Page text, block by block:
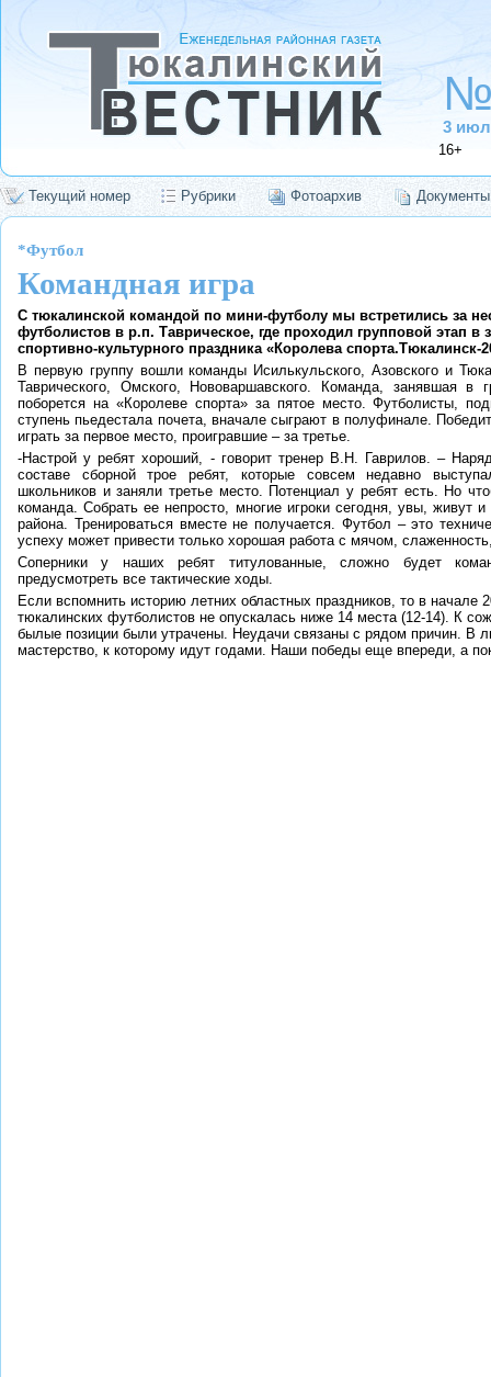
3
16+
Текущий номер Рубрики Фотоархив Документы
*Футбол
Командная игра
С тюкалинской командой по мини-футболу мы встретились за
футболистов в р.п. Таврическое, где проходил групповой этап в
спортивно-культурного праздника «Королева спорта.Тюкалинск-
В первую группу вошли команды Исилькульского, Азовского и
Таврического, Омского, Нововаршавского. Команда, занявшая в
поборется на «Королеве спорта» за пятое место. Футболисты,
ступень пьедестала почета, вначале сыграют в полуфинале.
играть за первое место, проигравшие – за третье.
-Настрой у ребят хороший, - говорит тренер В.Н. Гаврилов. –
составе сборной трое ребят, которые совсем недавно
школьников и заняли третье место. Потенциал у ребят есть. Но
команда. Собрать ее непросто, многие игроки сегодня, увы, живут
района. Тренироваться вместе не получается. Футбол – это
успеху может привести только хорошая работа с мячом,
Соперники у наших ребят титулованные, сложно будет
предусмотреть все тактические ходы.
Если вспомнить историю летних областных праздников, то в начале
тюкалинских футболистов не опускалась ниже 14 места (12-14). К
былые позиции были утрачены. Неудачи связаны с рядом причин. В
мастерство, к которому идут годами. Наши победы еще впереди, а